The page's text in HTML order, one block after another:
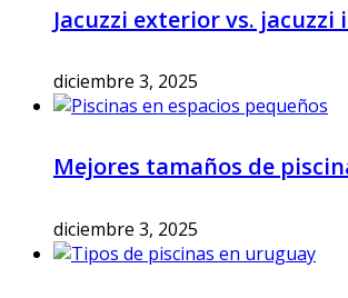
Jacuzzi exterior vs.
diciembre 3, 2025
Mejores tamaños de
diciembre 3, 2025